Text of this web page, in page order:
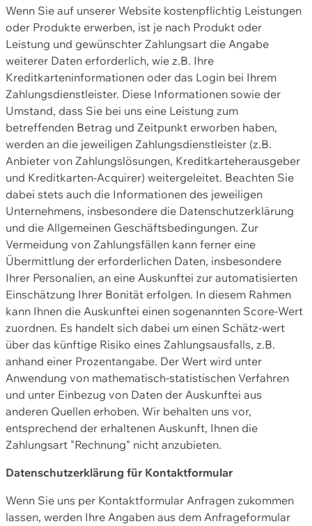
Wenn Sie auf unserer Website kostenpflichtig Leistungen
oder Produkte erwerben, ist je nach Produkt oder
Leistung und gewünschter Zahlungsart die Angabe
weiterer Daten erforderlich, wie z.B. Ihre
Kreditkarteninformationen oder das Login bei Ihrem
Zahlungsdienstleister. Diese Informationen sowie der
Umstand, dass Sie bei uns eine Leistung zum
betreffenden Betrag und Zeitpunkt erworben haben,
werden an die jeweiligen Zahlungsdienstleister (z.B.
Anbieter von Zahlungslösungen, Kreditkarteherausgeber
und Kreditkarten-Acquirer) weitergeleitet. Beachten Sie
dabei stets auch die Informationen des jeweiligen
Unternehmens, insbesondere die Datenschutzerklärung
und die Allgemeinen Geschäftsbedingungen. Zur
Vermeidung von Zahlungsfällen kann ferner eine
Übermittlung der erforderlichen Daten, insbesondere
Ihrer Personalien, an eine Auskunftei zur automatisierten
Einschätzung Ihrer Bonität erfolgen. In diesem Rahmen
kann Ihnen die Auskunftei einen sogenannten Score-Wert
zuordnen. Es handelt sich dabei um einen Schätz-wert
über das künftige Risiko eines Zahlungsausfalls, z.B.
anhand einer Prozentangabe. Der Wert wird unter
Anwendung von mathematisch-statistischen Verfahren
und unter Einbezug von Daten der Auskunftei aus
anderen Quellen erhoben. Wir behalten uns vor,
entsprechend der erhaltenen Auskunft, Ihnen die
Zahlungsart "Rechnung" nicht anzubieten.
Datenschutzerklärung für Kontaktformular
Wenn Sie uns per Kontaktformular Anfragen zukommen
lassen, werden Ihre Angaben aus dem Anfrageformular